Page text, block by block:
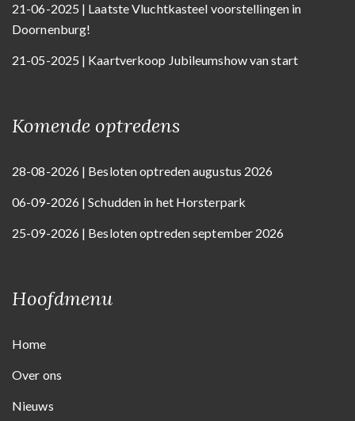
21-06-2025 | Laatste Vluchtkasteel voorstellingen in
Doornenburg!
21-05-2025 | Kaartverkoop Jubileumshow van start
Komende optredens
28-08-2026 | Besloten optreden augustus 2026
06-09-2026 | Schudden in het Horsterpark
25-09-2026 | Besloten optreden september 2026
Hoofdmenu
Home
Over ons
Nieuws